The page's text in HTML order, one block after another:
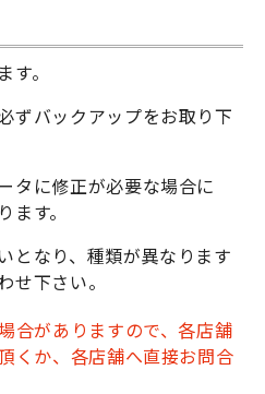
。
ずバックアップをお取り下
タに修正が必要な場合に
す。
となり、種類が異なります
せ下さい。
合がありますので、各店舗
くか、各店舗へ直接お問合